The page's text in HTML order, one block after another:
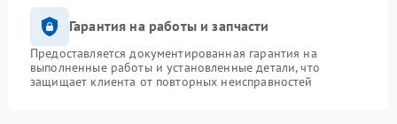
Гарантия на работы и запчасти
Предоставляется документированная гарантия на
выполненные работы и установленные детали, что
защищает клиента от повторных неисправностей